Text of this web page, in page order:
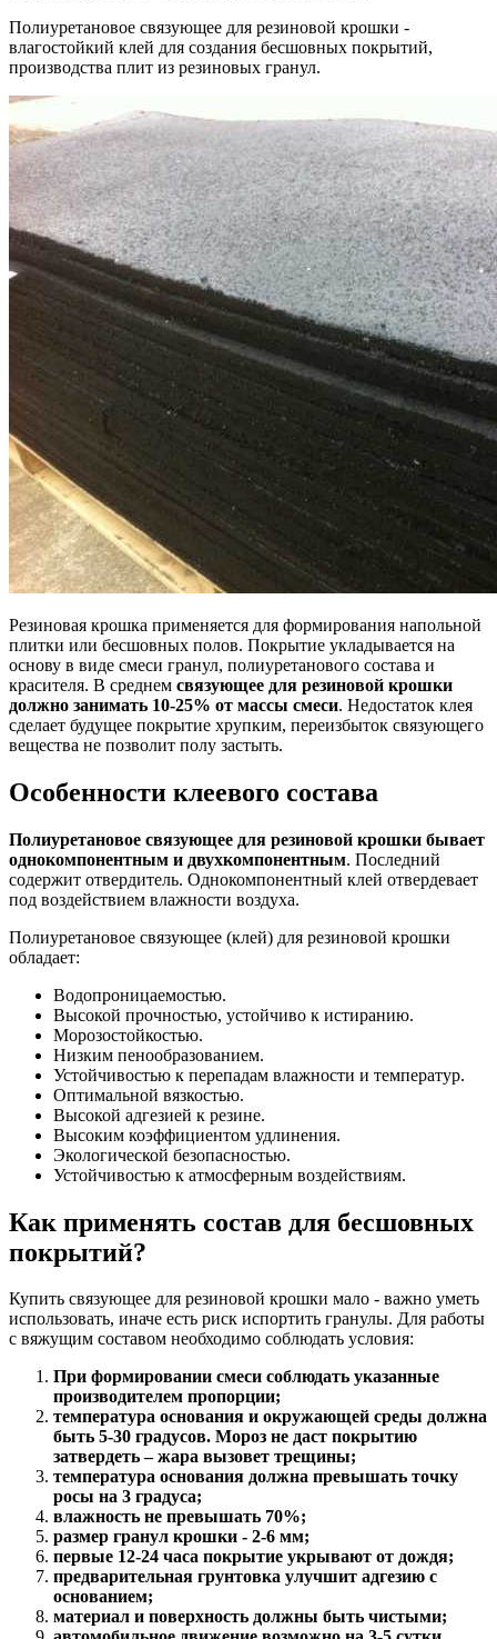
Полиуретановое связующее для резиновой крошки -
влагостойкий клей для создания бесшовных покрытий,
производства плит из резиновых гранул.
Резиновая крошка применяется для формирования напольной
плитки или бесшовных полов. Покрытие укладывается на
основу в виде смеси гранул, полиуретанового состава и
красителя. В среднем связующее для резиновой крошки
должно занимать 10-25% от массы смеси. Недостаток клея
сделает будущее покрытие хрупким, переизбыток связующего
вещества не позволит полу застыть.
Особенности клеевого состава
Полиуретановое связующее для резиновой крошки бывает
однокомпонентным и двухкомпонентным. Последний
содержит отвердитель. Однокомпонентный клей отвердевает
под воздействием влажности воздуха.
Полиуретановое связующее (клей) для резиновой крошки
обладает:
Водопроницаемостью.
Высокой прочностью, устойчиво к истиранию.
Морозостойкостью.
Низким пенообразованием.
Устойчивостью к перепадам влажности и температур.
Оптимальной вязкостью.
Высокой адгезией к резине.
Высоким коэффициентом удлинения.
Экологической безопасностью.
Устойчивостью к атмосферным воздействиям.
Как применять состав для бесшовных
покрытий?
Купить связующее для резиновой крошки мало - важно уметь
использовать, иначе есть риск испортить гранулы. Для работы
с вяжущим составом необходимо соблюдать условия:
При формировании смеси соблюдать указанные
производителем пропорции;
температура основания и окружающей среды должна
быть 5-30 градусов. Мороз не даст покрытию
затвердеть – жара вызовет трещины;
температура основания должна превышать точку
росы на 3 градуса;
влажность не превышать 70%;
размер гранул крошки - 2-6 мм;
первые 12-24 часа покрытие укрывают от дождя;
предварительная грунтовка улучшит адгезию с
основанием;
материал и поверхность должны быть чистыми;